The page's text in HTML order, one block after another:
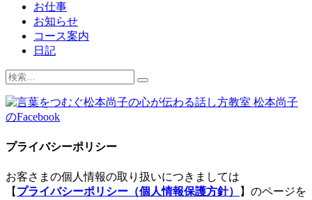
お仕事
お知らせ
コース案内
日記
検
プライバシーポリシー
お客さまの個人情報の取り扱いにつきましては
【 プライバシーポリシー（個人情報保護方針）
】のページを